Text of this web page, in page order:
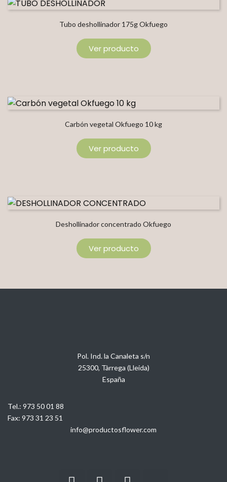
Tubo deshollinador 175g Okfuego
Ver producto
Carbón vegetal Okfuego 10 kg
Ver producto
Deshollinador concentrado Okfuego
Ver producto
Pol. Ind. la Canaleta s/n
25300, Tàrrega (Lleida)
España
Tel.: 973 50 01 88
Fax: 973 31 23 51
info@productosflower.com